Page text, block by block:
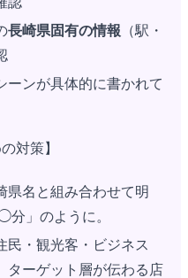
長崎県固有の情報 （駅・
ーンが具体的に書かれて
対策】
県名と組み合わせて明
分」のように。
民・観光客・ビジネス
ターゲット層が伝わる店